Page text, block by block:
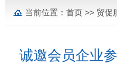
当前位置： 首页>> 贸促
诚邀会员企业